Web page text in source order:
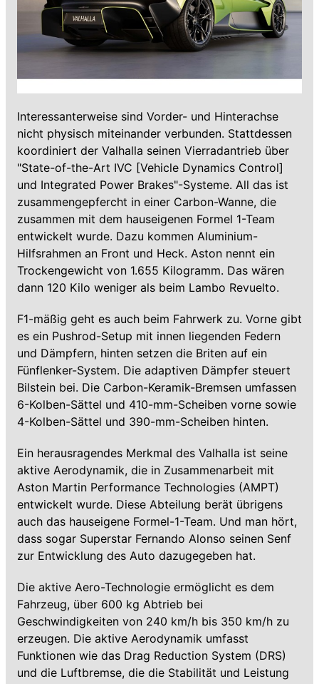
Interessanterweise sind Vorder- und Hinterachse
nicht physisch miteinander verbunden. Stattdessen
koordiniert der Valhalla seinen Vierradantrieb über
"State-of-the-Art IVC [Vehicle Dynamics Control]
und Integrated Power Brakes"-Systeme. All das ist
zusammengepfercht in einer Carbon-Wanne, die
zusammen mit dem hauseigenen Formel 1-Team
entwickelt wurde. Dazu kommen Aluminium-
Hilfsrahmen an Front und Heck. Aston nennt ein
Trockengewicht von 1.655 Kilogramm. Das wären
dann 120 Kilo weniger als beim Lambo Revuelto.
F1-mäßig geht es auch beim Fahrwerk zu. Vorne gibt
es ein Pushrod-Setup mit innen liegenden Federn
und Dämpfern, hinten setzen die Briten auf ein
Fünflenker-System. Die adaptiven Dämpfer steuert
Bilstein bei. Die Carbon-Keramik-Bremsen umfassen
6-Kolben-Sättel und 410-mm-Scheiben vorne sowie
4-Kolben-Sättel und 390-mm-Scheiben hinten.
Ein herausragendes Merkmal des Valhalla ist seine
aktive Aerodynamik, die in Zusammenarbeit mit
Aston Martin Performance Technologies (AMPT)
entwickelt wurde. Diese Abteilung berät übrigens
auch das hauseigene Formel-1-Team. Und man hört,
dass sogar Superstar Fernando Alonso seinen Senf
zur Entwicklung des Auto dazugegeben hat.
Die aktive Aero-Technologie ermöglicht es dem
Fahrzeug, über 600 kg Abtrieb bei
Geschwindigkeiten von 240 km/h bis 350 km/h zu
erzeugen. Die aktive Aerodynamik umfasst
Funktionen wie das Drag Reduction System (DRS)
und die Luftbremse, die die Stabilität und Leistung